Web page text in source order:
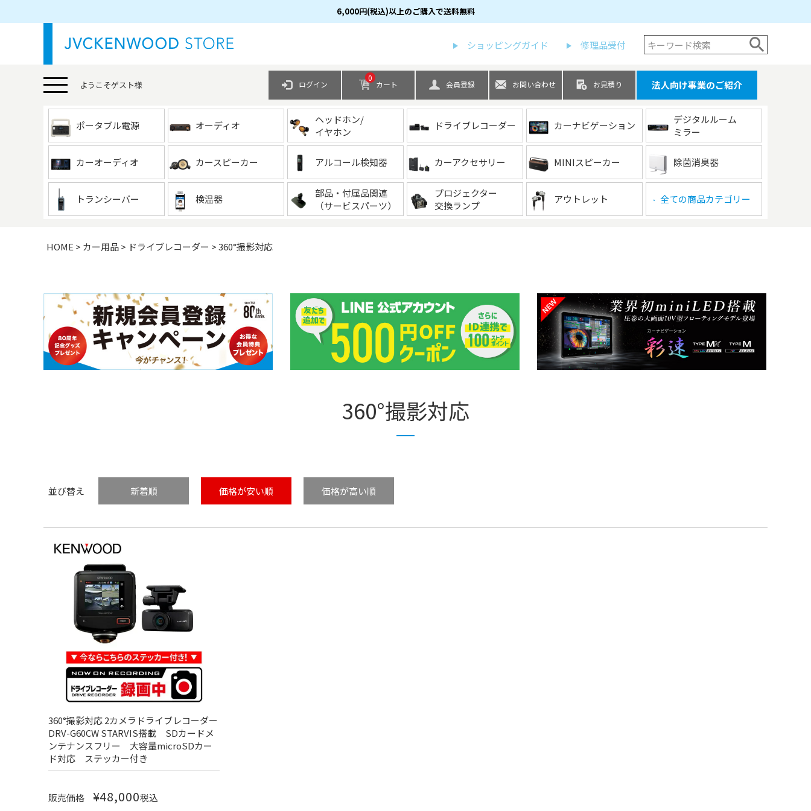
6,000円(税込)以上のご購入で送料無料
ショッピングガイド 修理品受付
検索
ようこそゲスト様 ログイン
0
カート 会員登録 お問い合わせ お見積り 法人向け事業のご紹介
ポータブル電源 オーディオ
ヘッドホン/
イヤホン
ドライブレコーダー カーナビゲーション
デジタルルーム
ミラー
カーオーディオ カースピーカー アルコール検知器 カーアクセサリー MINIスピーカー 除菌消臭器
トランシーバー 検温器
部品・付属品関連
（サービスパーツ）
プロジェクター
交換ランプ
アウトレット ▶ 全ての商品カテゴリー
HOME カー用品 ドライブレコーダー 360°撮影対応
360°撮影対応
並び替え 新着順 価格が安い順 価格が高い順
360°撮影対応 2カメラドライブレコーダー
DRV-G60CW STARVIS搭載 SDカードメ
ンテナンスフリー 大容量microSDカー
ド対応 ステッカー付き
販売価格 ¥48,000税込